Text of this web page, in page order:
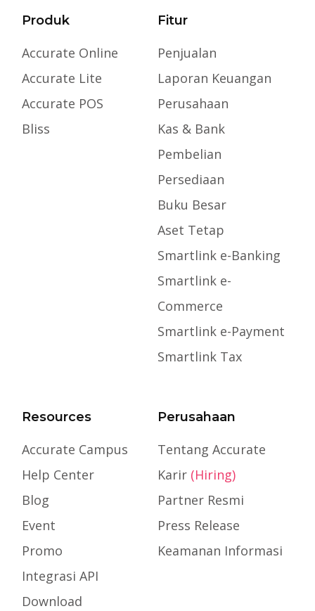
Produk
Accurate Online
Accurate Lite
Accurate POS
Bliss
Fitur
Penjualan
Laporan Keuangan
Perusahaan
Kas & Bank
Pembelian
Persediaan
Buku Besar
Aset Tetap
Smartlink e-Banking
Smartlink e-
Commerce
Smartlink e-Payment
Smartlink Tax
Resources
Accurate Campus
Help Center
Blog
Event
Promo
Integrasi API
Download
Perusahaan
Tentang Accurate
Karir (Hiring)
Partner Resmi
Press Release
Keamanan Informasi